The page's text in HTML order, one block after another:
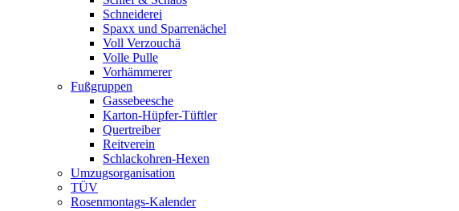
Schneiderei
Spaxx und Sparrenächel
Voll Verzouchä
Volle Pulle
Vorhämmerer
Fußgruppen
Gassebeesche
Karton-Hüpfer-Tüftler
Quertreiber
Reitverein
Schlackohren-Hexen
Umzugsorganisation
TÜV
Rosenmontags-Kalender